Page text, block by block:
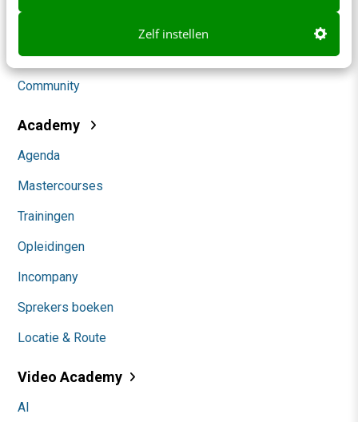
Zelf instellen
Themanieuwsbrieven
Community
Academy
Agenda
Mastercourses
Trainingen
Opleidingen
Incompany
Sprekers boeken
Locatie & Route
Video Academy
AI